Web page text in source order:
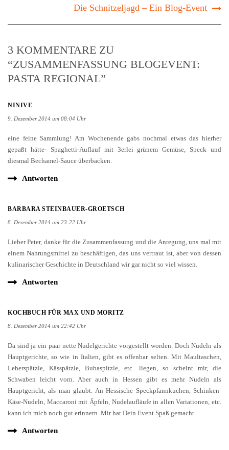
Die Schnitzeljagd – Ein Blog-Event
3 KOMMENTARE ZU
“ZUSAMMENFASSUNG BLOGEVENT:
PASTA REGIONAL”
NINIVE
9. Dezember 2014 um 08:04 Uhr
eine feine Sammlung! Am Wochenende gabs nochmal etwas das hierher
gepaßt hätte- Spaghetti-Auflauf mit 3erlei grünem Gemüse, Speck und
diesmal Bechamel-Sauce überbacken.
Antworten
BARBARA STEINBAUER-GROETSCH
8. Dezember 2014 um 23:22 Uhr
Lieber Peter, danke für die Zusammenfassung und die Anregung, uns mal mit
einem Nahrungsmittel zu beschäftigen, das uns vertraut ist, aber von dessen
kulinarischer Geschichte in Deutschland wir gar nicht so viel wissen.
Antworten
KOCHBUCH FÜR MAX UND MORITZ
8. Dezember 2014 um 22:42 Uhr
Da sind ja ein paar nette Nudelgerichte vorgestellt worden. Doch Nudeln als
Hauptgerichte, so wie in Italien, gibt es offenbar selten. Mit Maultaschen,
Leberspätzle, Kässpätzle, Bubaspitzle, etc. liegen, so scheint mir, die
Schwaben leicht vorn. Aber auch in Hessen gibt es mehr Nudeln als
Hauptgericht, als man glaubt. An Hessische Speckpfannkuchen, Schinken-
Käse-Nudeln, Maccaroni mit Äpfeln, Nudelaufläufe in allen Variationen, etc.
kann ich mich noch gut erinnern. Mir hat Dein Event Spaß gemacht.
Antworten